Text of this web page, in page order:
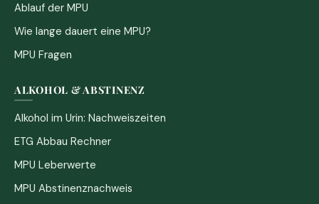
Ablauf der MPU
Wie lange dauert eine MPU?
MPU Fragen
ALKOHOL & ABSTINENZ
Alkohol im Urin: Nachweiszeiten
ETG Abbau Rechner
MPU Leberwerte
MPU Abstinenznachweis